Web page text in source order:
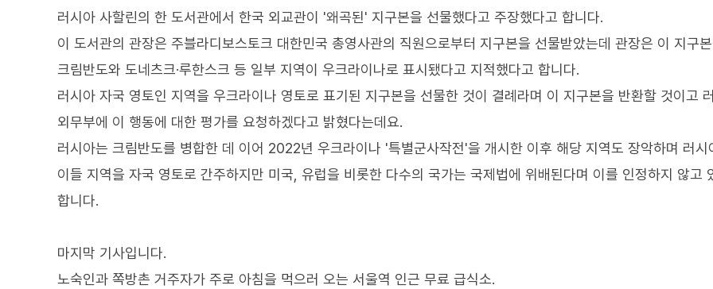
러시아 사할린의 한 도서관에서 한국 외교관이 '왜곡된' 지구본을 선물했다고 주장했다고 합니다.
이 도서관의 관장은 주블라디보스토크 대한민국 총영사관의 직원으로부터 지구본을 선물받았는데 관장은 이 지구본
크림반도와 도네츠크·루한스크 등 일부 지역이 우크라이나로 표시됐다고 지적했다고 합니다.
러시아 자국 영토인 지역을 우크라이나 영토로 표기된 지구본을 선물한 것이 결례라며 이 지구본을 반환할 것이고
외무부에 이 행동에 대한 평가를 요청하겠다고 밝혔다는데요.
러시아는 크림반도를 병합한 데 이어 2022년 우크라이나 '특별군사작전'을 개시한 이후 해당 지역도 장악하며 러시
이들 지역을 자국 영토로 간주하지만 미국, 유럽을 비롯한 다수의 국가는 국제법에 위배된다며 이를 인정하지 않고
합니다.
마지막 기사입니다.
노숙인과 쪽방촌 거주자가 주로 아침을 먹으러 오는 서울역 인근 무료 급식소.